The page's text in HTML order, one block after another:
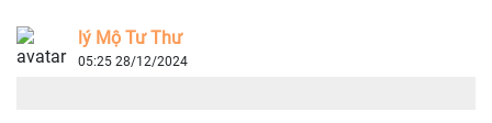
lý Mộ Tư Thư
05:25 28/12/2024